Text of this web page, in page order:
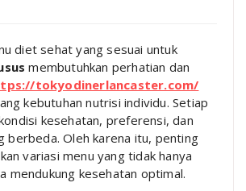
diet sehat yang sesuai untuk
membutuhkan perhatian dan
tokyodinerlancaster.com/
kebutuhan nutrisi individu. Setiap
kesehatan, preferensi, dan
berbeda. Oleh karena itu, penting
variasi menu yang tidak hanya
mendukung kesehatan optimal.